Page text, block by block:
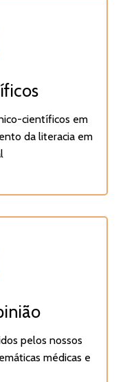
científicos em
da literacia em
pelos nossos
médicas e